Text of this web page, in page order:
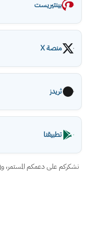
بينتيريست
منصة X
ثريدز
تطبيقنا
نشكركم على دعمكم المستمر،